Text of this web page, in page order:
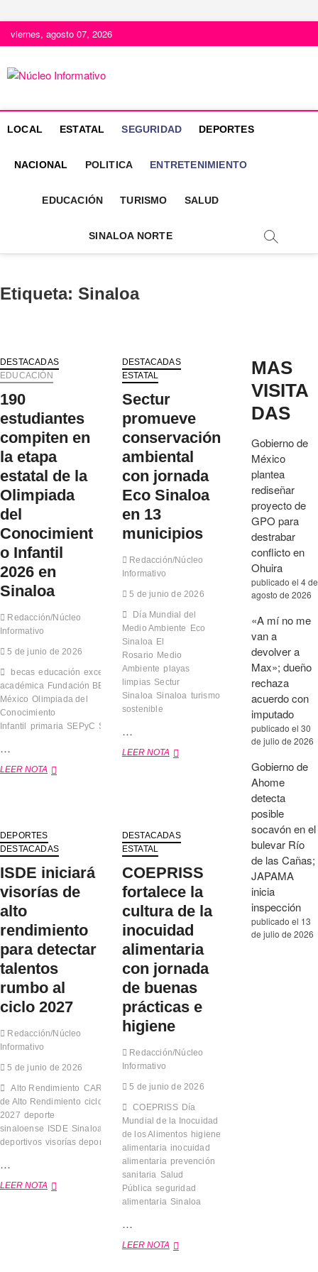
a
r
viernes, agosto 07, 2026
Informativo
LOCAL ESTATAL SEGURIDAD DEPORTES
NACIONAL POLITICA ENTRETENIMIENTO
EDUCACIÓN TURISMO SALUD
SINALOA NORTE
Etiqueta: Sinaloa
DESTACADAS
EDUCACIÓN
190
estudiantes
compiten en
la etapa
estatal de la
Olimpiada
del
Conocimient
o Infantil
2026 en
Sinaloa
Redacción/Núcleo
Informativo
5 de junio de 2026
becas educación excelencia
académica Fundación BBVA
México Olimpiada del
Conocimiento
Infantil
primaria SEPyC Sinaloa
…
LEER NOTA 1
u
d
i
n
s
c
m
p
t
n
n
a
e
t
a
p
DESTACADAS
ESTATAL
Sectur
promueve
conservación
ambiental
con jornada
Eco Sinaloa
en 13
municipios
Redacción/Núcleo
Informativo
5 de junio de 2026
Día Mundial del
Medio Ambiente
Eco
Sinaloa El
Rosario Medio
Ambiente playas
limpias Sectur
Sinaloa Sinaloa turismo
sostenible
…
LEER NOTAS
r
m
u
e
v
e
c
o
n
s
e
r
v
a
c
a
b
i
e
n
t
a
l
c
o
DEPORTES
DESTACADAS
ISDE iniciará
visorías de
alto
rendimiento
para detectar
talentos
rumbo al
ciclo 2027
Redacción/Núcleo
Informativo
5 de junio de 2026
Alto Rendimiento CAR
Centro
de Alto Rendimiento ciclo
2027 deporte
sinaloense
ISDE Sinaloa
talentos
deportivos visorías deportivas
…
LEER NOTA
DESTACADAS
ESTATAL
COEPRISS
fortalece la
cultura de la
inocuidad
alimentaria
con jornada
de buenas
prácticas e
higiene
Redacción/Núcleo
Informativo
5 de junio de 2026
COEPRISS Día
Mundial de la Inocuidad
de los Alimentos higiene
alimentaria inocuidad
alimentaria prevención
sanitaria Salud
Pública seguridad
alimentaria Sinaloa
…
LEER NOTAC
MAS
VISITA
DAS
Gobierno de
México
plantea
rediseñar
proyecto de
GPO para
destrabar
conflicto en
Ohuira
publicado el 4 de
agosto de 2026
«A mí no me
van a
devolver a
Max»; dueño
rechaza
acuerdo con
imputado
publicado el 30
de julio de 2026
Gobierno de
Ahome
detecta
posible
socavón en el
bulevar Río
de las Cañas;
JAPAMA
inicia
inspección
publicado el 13
de julio de 2026